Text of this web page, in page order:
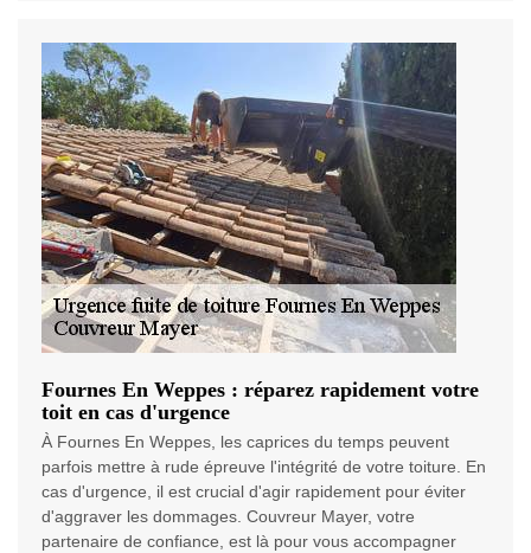
Fournes En Weppes : réparez rapidement votre
toit en cas d'urgence
À Fournes En Weppes, les caprices du temps peuvent
parfois mettre à rude épreuve l'intégrité de votre toiture. En
cas d'urgence, il est crucial d'agir rapidement pour éviter
d'aggraver les dommages. Couvreur Mayer, votre
partenaire de confiance, est là pour vous accompagner